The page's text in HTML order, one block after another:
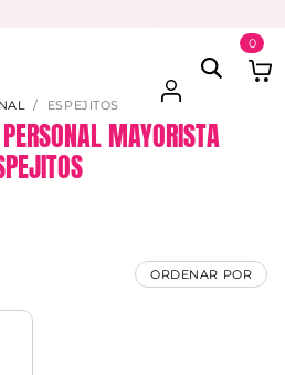
0
ESPEJITOS
MAYORISTA
ORDENAR POR